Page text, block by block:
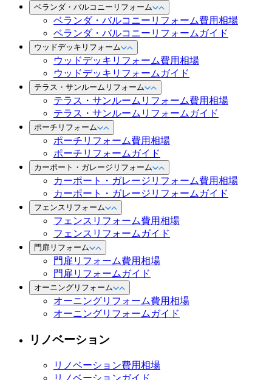
ベランダ・バルコニーリフォーム
ベランダ・バルコニーリフォーム費用相場
ベランダ・バルコニーリフォームガイド
ウッドデッキリフォーム
ウッドデッキリフォーム費用相場
ウッドデッキリフォームガイド
テラス・サンルームリフォーム
テラス・サンルームリフォーム費用相場
テラス・サンルームリフォームガイド
ポーチリフォーム
ポーチリフォーム費用相場
ポーチリフォームガイド
カーポート・ガレージリフォーム
カーポート・ガレージリフォーム費用相場
カーポート・ガレージリフォームガイド
フェンスリフォーム
フェンスリフォーム費用相場
フェンスリフォームガイド
門扉リフォーム
門扉リフォーム費用相場
門扉リフォームガイド
オーニングリフォーム
オーニングリフォーム費用相場
オーニングリフォームガイド
リノベーション
リノベーション費用相場
リノベーションガイド